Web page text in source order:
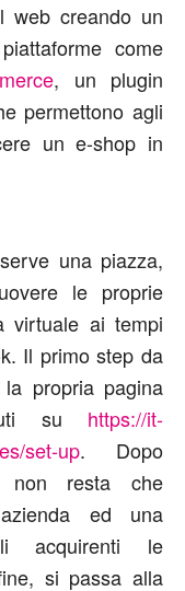
web creando un
come
, un plugin
permettono agli
un e-shop in
una piazza,
le proprie
virtuale ai tempi
Il primo step da
propria pagina
su https://it-
set-up. Dopo
non resta che
ed una
acquirenti le
si passa alla